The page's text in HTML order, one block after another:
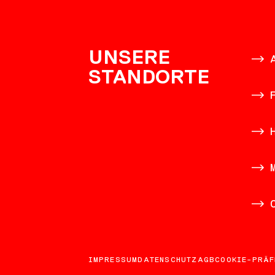
UNSERE
STANDORTE
IMPRESSUMDATENSCHUTZ AGBCOOKIE-